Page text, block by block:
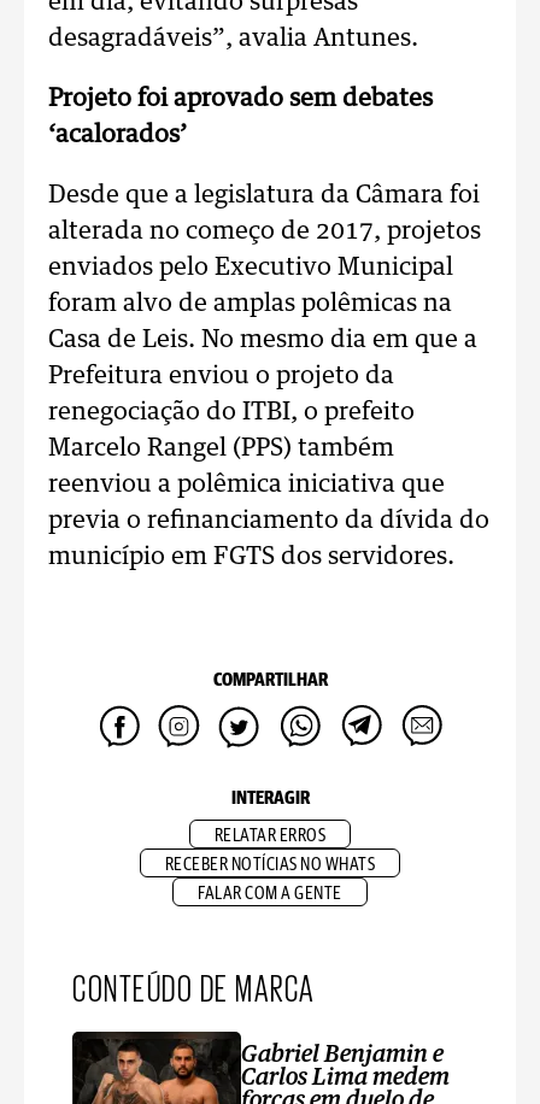
desagradáveis”, avalia Antunes.
Projeto foi aprovado sem debates
‘acalorados’
Desde que a legislatura da Câmara foi
alterada no começo de 2017, projetos
enviados pelo Executivo Municipal
foram alvo de amplas polêmicas na
Casa de Leis. No mesmo dia em que a
Prefeitura enviou o projeto da
renegociação do ITBI, o prefeito
Marcelo Rangel (PPS) também
reenviou a polêmica iniciativa que
previa o refinanciamento da dívida do
município em FGTS dos servidores.
COMPARTILHAR
INTERAGIR
RELATAR ERROS
RECEBER NOTÍCIAS NO WHATS
FALAR COM A GENTE
CONTEÚDO DE MARCA
Gabriel Benjamin e
Carlos Lima medem